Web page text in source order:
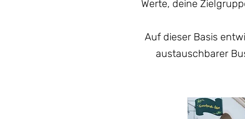
Werte, deine
Auf dieser Basis
austauschbarer